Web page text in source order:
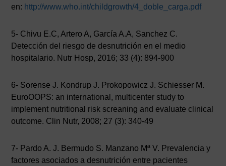
en: http://www.who.int/childgrowth/4_doble_carga.pdf
5- Chivu E.C, Artero A, García A.A, Sanchez C.
Detección del riesgo de desnutrición en el medio
hospitalario. Nutr Hosp, 2016; 33 (4): 894-900
6- Sorense J. Kondrup J. Prokopowicz J. Schiesser M.
EuroOOPS: an international, multicenter study to
implement nutritional risk screaning and evaluate clinical
outcome. Clin Nutr, 2008; 27 (3): 340-49
7- Pardo A. J. Bermudo S. Manzano Mª V. Prevalencia y
factores asociados a desnutrición entre pacientes